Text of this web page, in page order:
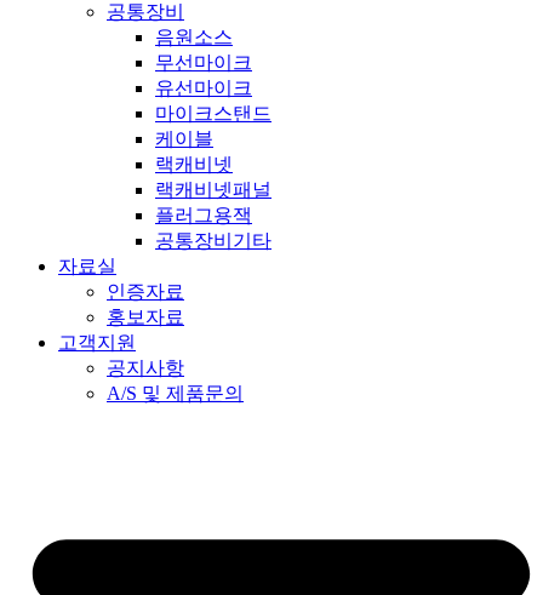
공통장비
음원소스
무선마이크
유선마이크
마이크스탠드
케이블
랙캐비넷
랙캐비넷패널
플러그용잭
공통장비기타
자료실
인증자료
홍보자료
고객지원
공지사항
A/S 및 제품문의​